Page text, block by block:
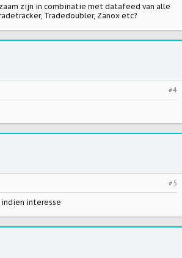
zijn in combinatie met datafeed van alle
Tradedoubler, Zanox etc?
#4
#5
interesse